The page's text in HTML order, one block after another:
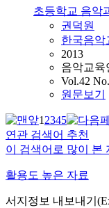
초등학교 음악
권덕원
한국음악
2013
음악교육
Vol.42
원문보기
12345
연관 검색어 추천
이 검색어로 많이 본
활용도 높은 자료
서지정보 내보내기